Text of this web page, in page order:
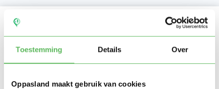
Toestemming Details Over
Oppasland maakt gebruik van cookies
Kan oppassen op
Ochtend
Middag
Avond